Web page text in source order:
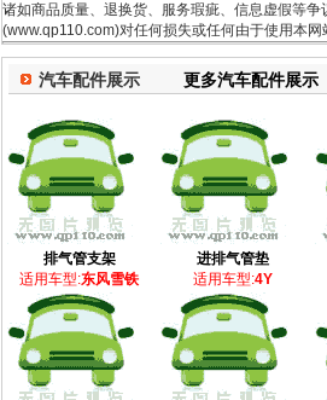
诸如商品质量、退换货、服务瑕疵、信息虚假等
(www.qp110.com)对任何损失或任何由于使用本
汽车配件展示 更多汽车配件展示
排气管支架
适用车型:东风雪铁
进排气管垫
适用车型:4Y